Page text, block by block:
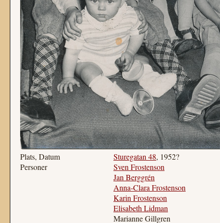
Plats, Datum Sturegatan 48, 1952?
Personer
Sven Frostenson
Jan Berggrén
Anna-Clara Frostenson
Karin Frostenson
Elisabeth Lidman
Marianne Gillgren